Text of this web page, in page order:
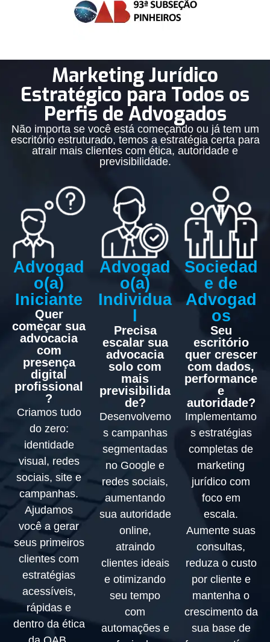
Marketing Jurídico
Estratégico para Todos os
Perfis de Advogados
Não importa se você está começando ou já tem um
escritório estruturado, temos a estratégia certa para
atrair mais clientes com ética, autoridade e
previsibilidade.
Advogad
o(a)
Iniciante
Quer
começar sua
advocacia
com
presença
digital
profissional
?
Criamos tudo
do zero:
identidade
visual, redes
sociais, site e
campanhas.
Ajudamos
você a gerar
seus primeiros
clientes com
estratégias
acessíveis,
rápidas e
dentro da ética
Advogad
o(a)
Individua
Precisa
escalar sua
advocacia
solo com
mais
previsibilida
de?
Desenvolvemo
s campanhas
segmentadas
no Google e
redes sociais,
aumentando
sua autoridade
online,
atraindo
clientes ideais
e otimizando
seu tempo
com
automações e
Sociedad
e de
Advogad
os
Seu
escritório
quer crescer
com dados,
performance
e
autoridade?
Implementamo
s estratégias
completas de
marketing
jurídico com
foco em
escala.
Aumente suas
consultas,
reduza o custo
por cliente e
mantenha o
crescimento da
sua base de